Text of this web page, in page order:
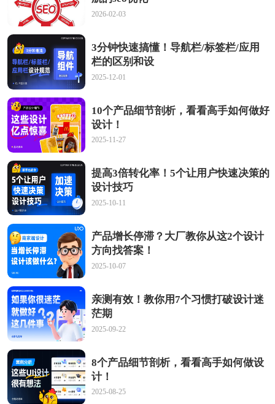
2026-02-03
3分钟快速搞懂！导航栏/标签栏/应用
栏的区别和设
2025-12-01
10个产品细节剖析，看看高手如何做好
设计！
2025-11-27
提高3倍转化率！5个让用户快速决策的
设计技巧
2025-10-11
产品增长停滞？大厂教你从这2个设计
方向找答案！
2025-10-07
亲测有效！教你用7个习惯打破设计迷
茫期
2025-09-22
8个产品细节剖析，看看高手如何做设
计！
2025-08-25